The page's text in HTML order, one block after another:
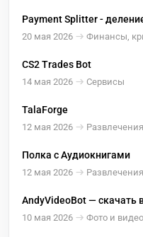
Payment Splitter -
расходов
20 мая 2026 Финансы,
CS2 Trades Bot
14 мая 2026 Сервисы
TalaForge
12 мая 2026 Развлечения
Полка с Аудиокнигами
12 мая 2026 Развлечения
AndyVideoBot — скачать
10 мая 2026 Фото и видео